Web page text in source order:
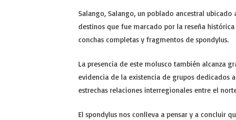
Salango, Salango, un poblado ancestral
destinos que fue marcado por la reseña
conchas completas y fragmentos de spondylus.
La presencia de este molusco también alcanza
evidencia de la existencia de grupos dedicados
estrechas relaciones interregionales entre el
El spondylus nos conlleva a pensar y a concluir